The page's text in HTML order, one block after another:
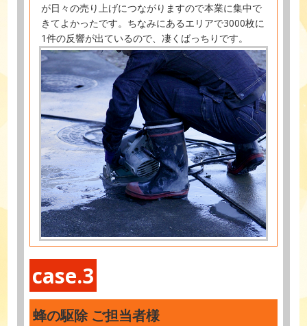
が日々の売り上げにつながりますので本業に集中で
きてよかったです。ちなみにあるエリアで3000枚に
1件の反響が出ているので、凄くばっちりです。
case.3
蜂の駆除 ご担当者様